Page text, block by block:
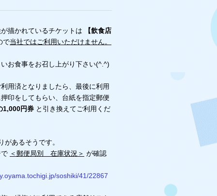
描かれているチケットは
【飲食店
で当社ではご利用いただけません。
お食事をお召し上がり下さい(^.^)
用済となりましたら、最後に利用
印をしてもらい、台紙を指定郵便
1,000円券 と引き換えてご利用くだ
があるそうです。
＜郵便局別 在庫状況＞ が確認
soshiki/41/22867